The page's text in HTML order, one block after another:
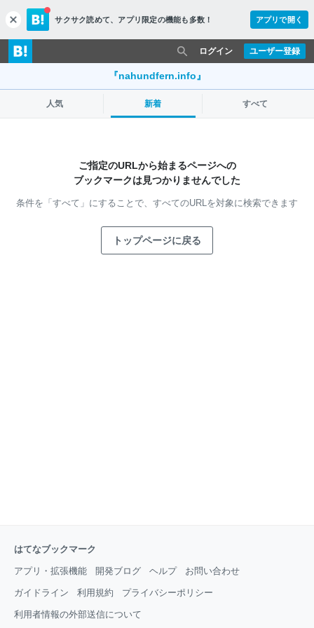
c
l
o
s
サクサク読めて、 アプリ限定の機能も多数！ アプリで開く
ユーザー登録
ログイン
『nahundfern.info』
人気 新着 すべて
ご指定のURLから始まるページへの
ブックマークは見つかりませんでした
条件を「すべて」にすることで、 すべてのURLを対象に検索できます
トップページに戻る
はてなブックマーク
アプリ・拡張機能 開発ブログ ヘルプ お問い合わせ
ガイドライン 利用規約 プライバシーポリシー
利用者情報の外部送信について